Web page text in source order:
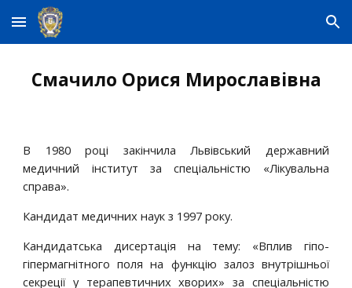
Skip to main content Skip to navigation
Смачило Орися Мирославівна
В 1980 році закінчила Львівський державний
медичний інститут за спеціальністю «Лікувальна
справа».
Кандидат медичних наук з 1997 року.
Кандидатська дисертація на тему: «Вплив гіпо-
гіпермагнітного поля на функцію залоз внутрішньої
секреції у терапевтичних хворих» за спеціальністю